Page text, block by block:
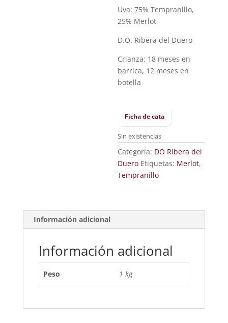
Uva: 75% Tempranillo,
25% Merlot
D.O. Ribera del Duero
Crianza: 18 meses en
barrica, 12 meses en
botella
Ficha de cata
Sin existencias
Categoría: DO Ribera del
Duero Etiquetas: Merlot,
Tempranillo
Información adicional
Información adicional
Peso 1 kg